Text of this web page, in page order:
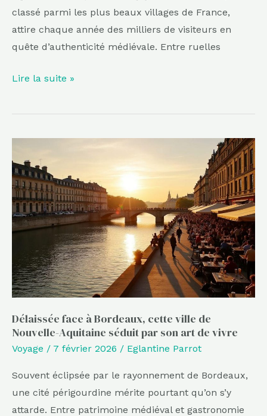
classé parmi les plus beaux villages de France,
attire chaque année des milliers de visiteurs en
quête d’authenticité médiévale. Entre ruelles
Lire la suite »
Délaissée face à Bordeaux, cette ville de
Nouvelle-Aquitaine séduit par son art de vivre
Voyage / 7 février 2026 / Eglantine Parrot
Souvent éclipsée par le rayonnement de Bordeaux,
une cité périgourdine mérite pourtant qu’on s’y
attarde. Entre patrimoine médiéval et gastronomie
face
à
Bordeaux,
cette
ville
Nouvelle-
Aquitaine
par
son
art
de